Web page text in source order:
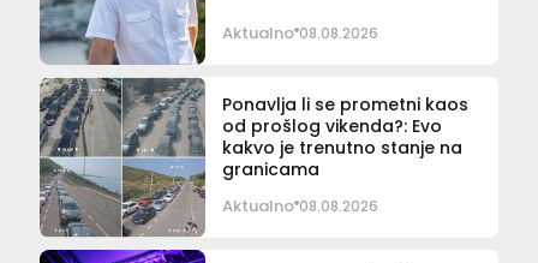
Aktualno 08.08.2026
Ponavlja li se prometni kaos
od prošlog vikenda?: Evo
kakvo je trenutno stanje na
granicama
Aktualno 08.08.2026